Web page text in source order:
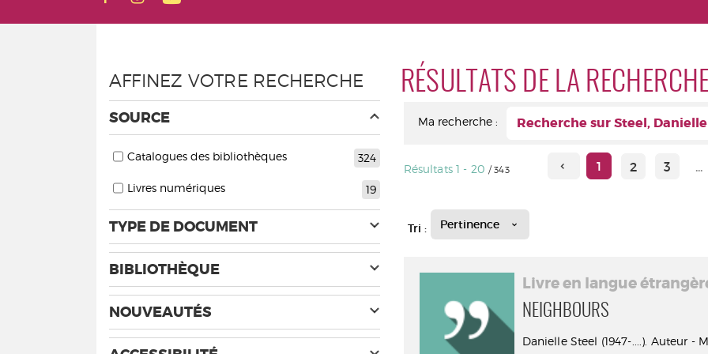
RÉSULTATS DE LA
Ma recherche : Recherche sur Steel,
Résultats1 - 20 / 343 1 2 3 ...
Tri : Pertinence
Livre en langue
NEIGHBOURS
Danielle Steel (1947-....). Auteur -
AFFINEZ VOTRE RECHERCHE
SOURCE
324
Catalogues des bibliothèques
19
Livres numériques
TYPE DE DOCUMENT
BIBLIOTHÈQUE
NOUVEAUTÉS